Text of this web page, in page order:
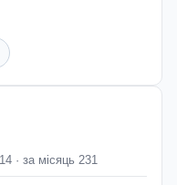
· за місяць 231